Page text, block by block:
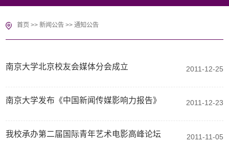
首页 >>新闻公告 >>通知公告
南京大学北京校友会媒体分会成立 2011-12-25
南京大学发布《中国新闻传媒影响力报告》 2011-12-23
我校承办第二届国际青年艺术电影高峰论坛 2011-11-05